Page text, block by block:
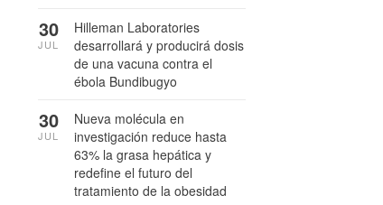
Hilleman Laboratories
desarrollará y producirá dosis
de una vacuna contra el
ébola Bundibugyo
30
JUL
Nueva molécula en
investigación reduce hasta
63% la grasa hepática y
redefine el futuro del
tratamiento de la obesidad
30
JUL